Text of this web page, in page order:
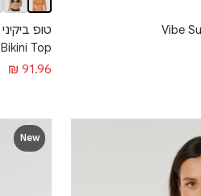
Bikini Top
מחיר
91.96 ₪
New